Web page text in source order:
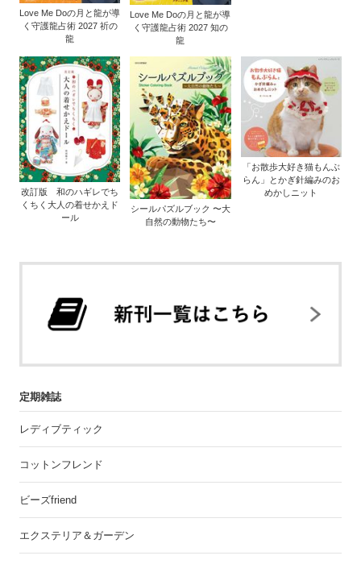
Love Me Doの月と龍が導
く守護龍占術 2027 祈の
龍
Love Me Doの月と龍が導
く守護龍占術 2027 知の
龍
改訂版 和のハギレでち
くちく大人の着せかえド
ール
シールパズルブック 〜大
自然の動物たち〜
「お散歩大好き猫もんぶ
らん」とかぎ針編みのお
めかしニット
定期雑誌
レディブティック
コットンフレンド
ビーズfriend
エクステリア＆ガーデン